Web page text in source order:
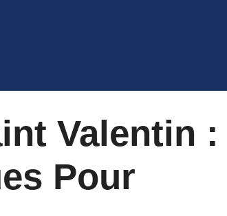
Valentin :
Pour